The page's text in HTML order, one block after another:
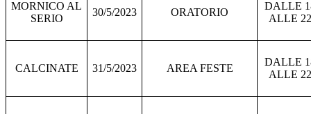
MORNICO AL
SERIO
30/5/2023 ORATORIO
DALLE
ALLE
CALCINATE 31/5/2023 AREA FESTE
DALLE
ALLE